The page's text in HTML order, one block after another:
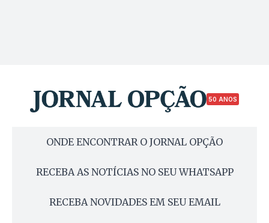
50 ANOS
ONDE ENCONTRAR O JORNAL OPÇÃO
RECEBA AS NOTÍCIAS NO SEU WHATSAPP
RECEBA NOVIDADES EM SEU EMAIL